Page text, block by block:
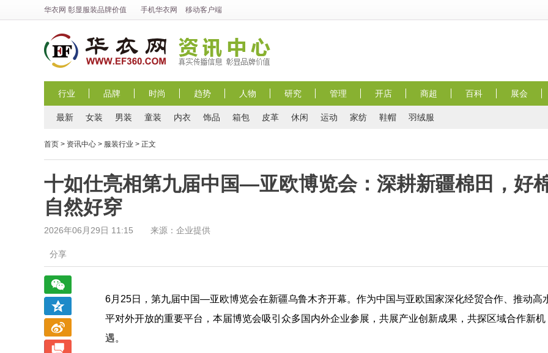
华衣网 彰显服装品牌价值 手机华衣网 移动客户端
行业 品牌 时尚 趋势 人物 研究 管理 开店 商超 百科 展会
最新 女装 男装 童装 内衣 饰品 箱包 皮革 休闲 运动 家纺 鞋帽 羽绒服
首页 > 资讯中心 > 服装行业 > 正文
十如仕亮相第九届中国—亚欧博览会：深耕新疆棉田，好
自然好穿
2026年06月29日 11:15 来源：企业提供
分享
6月25日，第九届中国—亚欧博览会在新疆乌鲁木齐开幕。作为中国与亚欧国家深化经贸合作、推动高
平对外开放的重要平台，本届博览会吸引众多国内外企业参展，共展产业创新成果，共探区域合作新机
遇。